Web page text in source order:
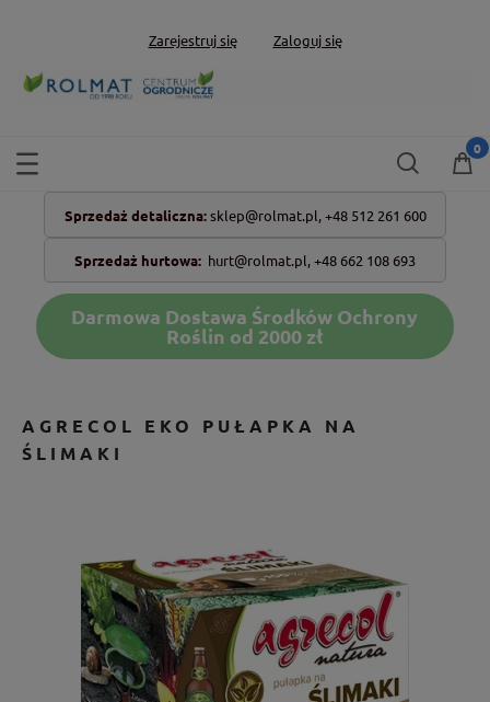
Zarejestruj się Zaloguj się
Sprzedaż detaliczna: sklep@rolmat.pl, +48 512 261 600
Sprzedaż hurtowa: hurt@rolmat.pl,+48 662 108 693
Darmowa Dostawa Środków Ochrony
Roślin od 2000 zł
AGRECOL EKO PUŁAPKA NA
ŚLIMAKI